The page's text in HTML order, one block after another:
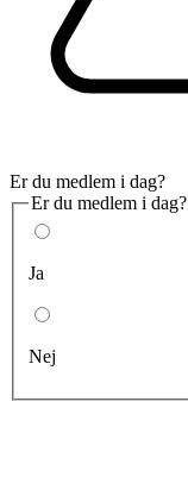
Er du medlem i dag?
Er du medlem i dag?
Ja
Nej